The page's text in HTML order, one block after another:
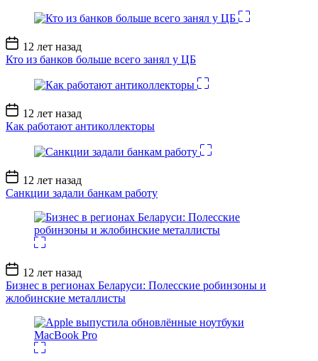
Дата
записи
12 лет назад
Кто из банков больше всего занял у ЦБ
Дата
записи
12 лет назад
Как работают антиколлекторы
Дата
записи
12 лет назад
Санкции задали банкам работу
Дата
записи
12 лет назад
Бизнес в регионах Беларуси: Полесские робинзоны и
жлобинские металлисты